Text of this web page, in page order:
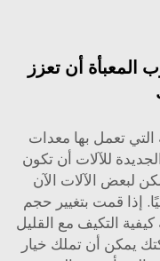
أن تعزز
بها معدات
للآلات أن تكون
الآلات الآن
قمت بتغيير حجم
مع القليل
أن تملك خيار